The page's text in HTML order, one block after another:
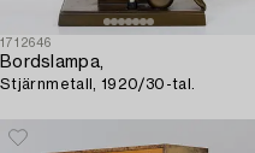
1712646
Bordslampa,
Stjärnmetall, 1920/30-tal.